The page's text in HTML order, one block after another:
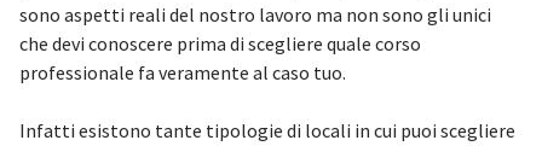
sono aspetti reali del nostro lavoro ma non sono gli unici
che devi conoscere prima di scegliere quale corso
professionale fa veramente al caso tuo.
Infatti esistono tante tipologie di locali in cui puoi scegliere